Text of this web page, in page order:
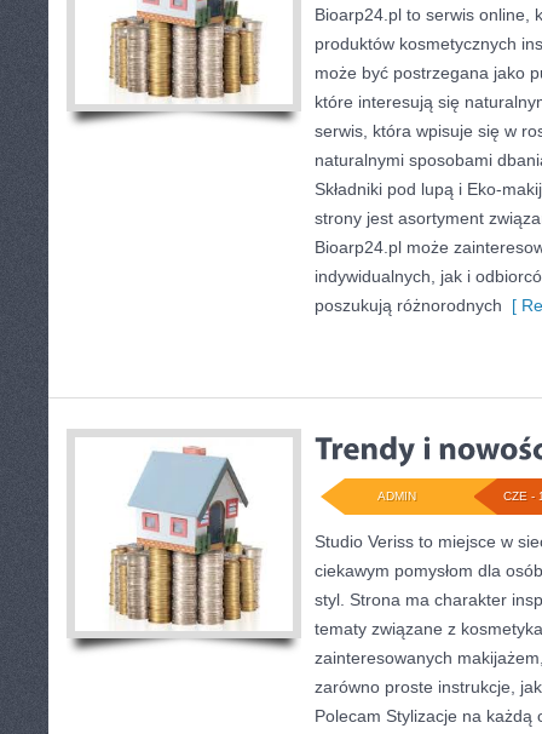
Bioarp24.pl to serwis online,
produktów kosmetycznych
może być postrzegana jako
które interesują się
serwis, która wpisuje się w
naturalnymi sposobami
Składniki pod lupą i Eko-
strony jest asortyment
Bioarp24.pl może
indywidualnych, jak i
poszukują różnorodnych [
CZE -
ADMIN
Studio Veriss to miejsce w
ciekawym pomysłom dla
styl. Strona ma charakter
tematy związane z
zainteresowanych
zarówno proste instrukcje,
Polecam Stylizacje na każdą